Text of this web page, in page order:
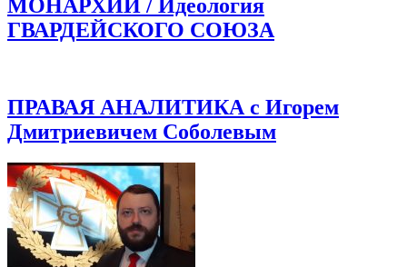
МОНАРХИИ / Идеология
ГВАРДЕЙСКОГО СОЮЗА
ПРАВАЯ АНАЛИТИКА с Игорем
Дмитриевичем Соболевым